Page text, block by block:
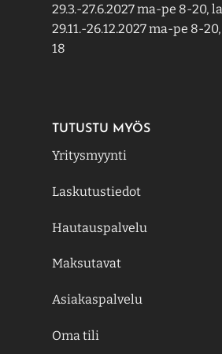
29.3.-27.6.2027 ma-pe 8-20,
29.11.-26.12.2027 ma-pe 8-
18
TUTUSTU MYÖS
Yritysmyynti
Laskutustiedot
Hautauspalvelu
Maksutavat
Asiakaspalvelu
Oma tili